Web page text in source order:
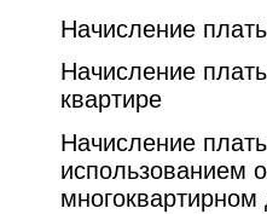
Начисление
Начисление
квартире
Начисление
использованием